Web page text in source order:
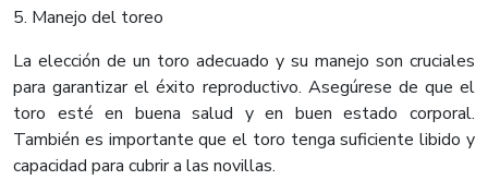
5. Manejo del toreo
La elección de un toro adecuado y su manejo son cruciales
para garantizar el éxito reproductivo. Asegúrese de que el
toro esté en buena salud y en buen estado corporal.
También es importante que el toro tenga suficiente libido y
capacidad para cubrir a las novillas.